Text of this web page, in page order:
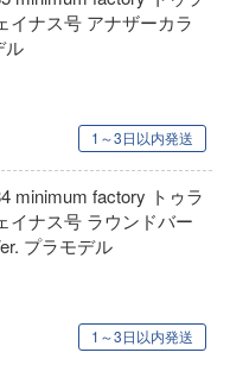
イナス号 アナザーカラ
ル
1～3日以内発送
minimum factory トゥラ
イナス号 ラウンドバー
プラモデル
1～3日以内発送
リーズ
イジ・ミュータント・ニンジ
第七王子だったので、気まま
Daylight (デッド バイ デイライト)
ラッツ)
ス
ビーバーコーポレーション)